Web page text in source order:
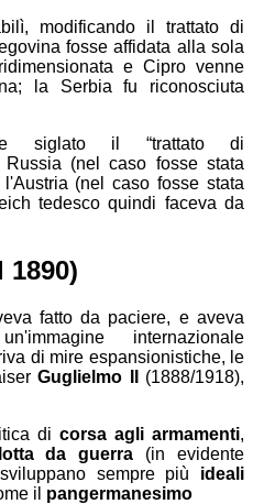
modificando il trattato di
fosse affidata alla sola
e Cipro venne
la Serbia fu riconosciuta
siglato il “trattato di
Russia (nel caso fosse stata
(nel caso fosse stata
tedesco quindi faceva da
1890)
fatto da paciere, e aveva
internazionale
di mire espansionistiche, le
Guglielmo II
(1888/1918),
di corsa agli armamenti,
da guerra (in evidente
sempre più ideali
il pangermanesimo